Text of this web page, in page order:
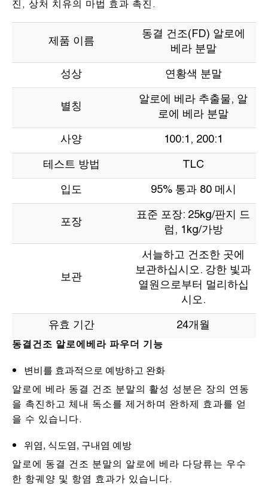
진, 상처 치유의 마법 효과 촉진.
제품 이름
동결 건조(FD) 알로에
베라 분말
성상 연황색 분말
별칭
알로에 베라 추출물, 알
로에 베라 분말
사양 100:1, 200:1
테스트 방법 TLC
입도 95% 통과 80 메시
포장
표준 포장: 25kg/판지 드
럼, 1kg/가방
보관
서늘하고 건조한 곳에
보관하십시오. 강한 빛과
열원으로부터 멀리하십
시오.
유효 기간 24개월
동결건조 알로에베라 파우더 기능
변비를 효과적으로 예방하고 완화
알로에 베라 동결 건조 분말의 활성 성분은 장의 연동
을 촉진하고 체내 독소를 제거하며 완하제 효과를 얻
을 수 있습니다.
위염, 식도염, 구내염 예방
알로에 동결 건조 분말의 알로에 베라 다당류는 우수
한 항궤양 및 항염 효과가 있습니다.